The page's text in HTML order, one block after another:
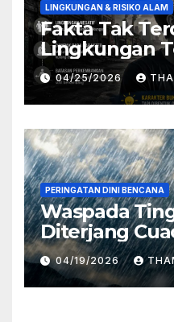
LINGKUNGAN & RISIKO ALAM
Fakta Tak
Lingkungan
Pengaruh
Karakter
04/25/2026
PERINGATAN DINI BENCANA
Waspada
Diterjang
Daftar
04/19/2026